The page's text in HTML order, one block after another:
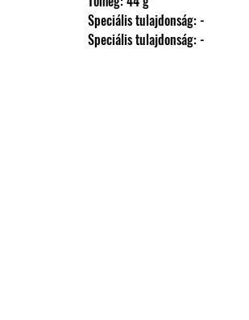
                Speciális tulajdonság: -
                Speciális tulajdonság: -